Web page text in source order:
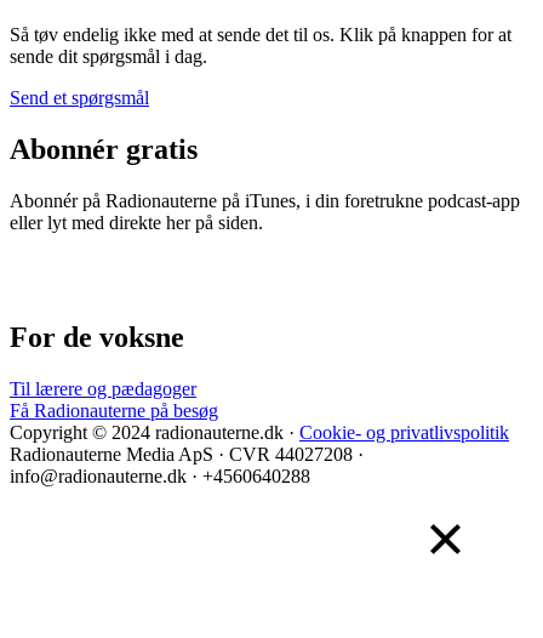
Så tøv endelig ikke med at sende det til os. Klik på knappen for at
sende dit spørgsmål i dag.
Send et spørgsmål
Abonnér gratis
Abonnér på Radionauterne på iTunes, i din foretrukne podcast-app
eller lyt med direkte her på siden.
For de voksne
Til lærere og pædagoger
Få Radionauterne på besøg
Copyright © 2024 radionauterne.dk · Cookie- og privatlivspolitik
Radionauterne Media ApS · CVR 44027208 ·
info@radionauterne.dk · +4560640288